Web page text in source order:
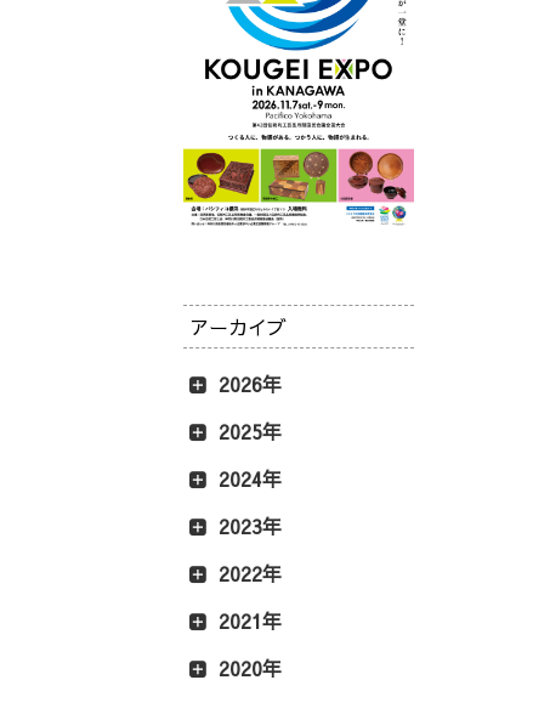
アーカイブ
2026年
2025年
2024年
2023年
2022年
2021年
2020年